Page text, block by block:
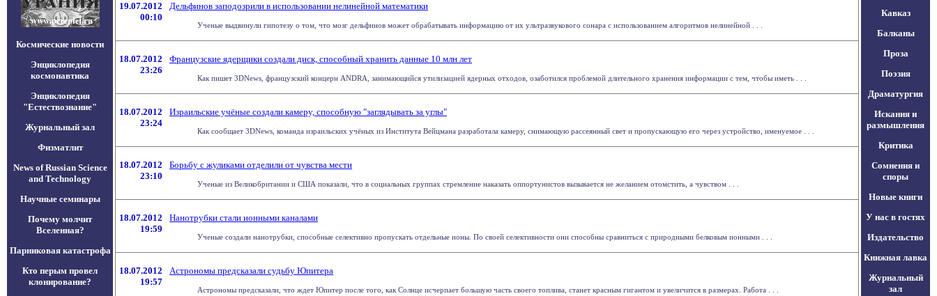
Космические новости
Энциклопедия
космонавтика
Энциклопедия
"Естествознание"
Журнальный зал
Физматлит
News of Russian Science
and Technology
Научные семинары
Почему молчит
Вселенная?
Парниковая катастрофа
Кто перым провел
клонирование?
19.07.2012
00:10
Дельфинов заподозрили в использовании нелинейной математики
Ученые выдвинули гипотезу о том, что мозг дельфинов может обрабатывать информацию от их ультразвукового сонара с использованием алгоритмов нелинейной . . .
18.07.2012
23:26
Французские ядерщики создали диск, способный хранить данные 10 млн лет
Как пишет 3DNews, французский концерн ANDRA, занимающийся утилизацией ядерных отходов, озаботился проблемой длительного хранения информации с тем, чтобы иметь . . .
18.07.2012
23:24
Израильские учёные создали камеру, способную "заглядывать за углы"
Как сообщает 3DNews, команда израильских учёных из Института Вейцмана разработала камеру, снимающую рассеянный свет и пропускающую его через устройство, именуемое . . .
18.07.2012
23:10
Борьбу с жуликами отделили от чувства мести
Ученые из Великобритании и США показали, что в социальных группах стремление наказать оппортунистов вызывается не желанием отомстить, а чувством . . .
18.07.2012
19:59
Нанотрубки стали ионными каналами
Ученые создали нанотрубки, способные селективно пропускать отдельные ионы. По своей селективности они способны сравниться с природными белковым ионными . . .
18.07.2012
19:57
Астрономы предсказали судьбу Юпитера
Астрономы предсказали, что ждет Юпитер после того, как Солнце исчерпает большую часть своего топлива, станет красным гигантом и увеличится в размерах. Работа . . .
Кавказ
Балканы
Проза
Поэзия
Драматургия
Искания и
размышления
Критика
Сомнения и
споры
Новые книги
У нас в гостях
Издательство
Книжная лавка
Журнальный
зал